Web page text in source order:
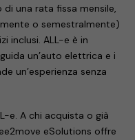
una rata fissa mensile,
o semestralmente)
inclusi. ALL-e è in
un’auto elettrica e i
un’esperienza senza
e. A chi acquista o già
eSolutions offre